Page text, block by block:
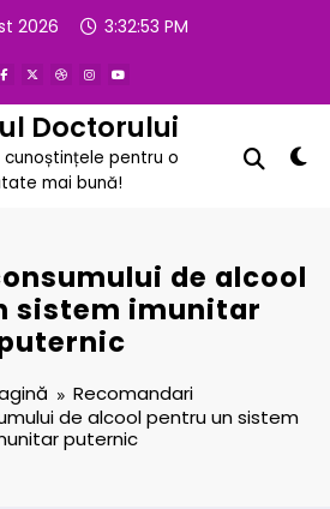
2026 3:32:54 PM
Doctorului
pentru o
mai bună!
de alcool
sistem imunitar
Recomandari
de alcool pentru un sistem
puternic